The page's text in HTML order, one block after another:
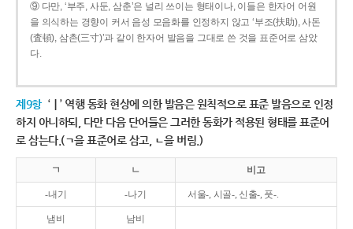
⑨ 다만, ‘부주, 사둔, 삼춘’은 널리 쓰이는 형태이나, 이들은 한자어 어원
을 의식하는 경향이 커서 음성 모음화를 인정하지 않고 ‘부조(扶助), 사돈
(査頓), 삼촌(三寸)’과 같이 한자어 발음을 그대로 쓴 것을 표준어로 삼았
다.
제9항 ‘ㅣ’ 역행 동화 현상에 의한 발음은 원칙적으로 표준 발음으로 인정
하지 아니하되, 다만 다음 단어들은 그러한 동화가 적용된 형태를 표준어
로 삼는다.(ㄱ을 표준어로 삼고, ㄴ을 버림.)
ㄱ ㄴ 비고
-내기 -나기 서울-, 시골-, 신출-, 풋-.
냄비 남비